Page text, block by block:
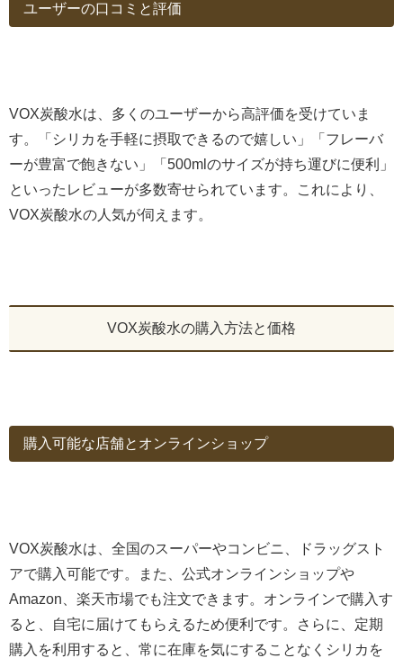
ユーザーの口コミと評価
VOX炭酸水は、多くのユーザーから高評価を受けていま
す。「シリカを手軽に摂取できるので嬉しい」「フレーバ
ーが豊富で飽きない」「500mlのサイズが持ち運びに便利」
といったレビューが多数寄せられています。これにより、
VOX炭酸水の人気が伺えます。
VOX炭酸水の購入方法と価格
購入可能な店舗とオンラインショップ
VOX炭酸水は、全国のスーパーやコンビニ、ドラッグスト
アで購入可能です。また、公式オンラインショップや
Amazon、楽天市場でも注文できます。オンラインで購入す
ると、自宅に届けてもらえるため便利です。さらに、定期
購入を利用すると、常に在庫を気にすることなくシリカを